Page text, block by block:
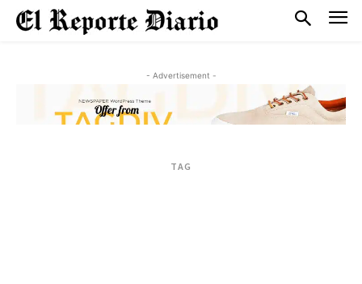
- Advertisement -
TAG